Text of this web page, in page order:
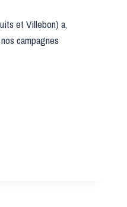
et Villebon) a,
campagnes